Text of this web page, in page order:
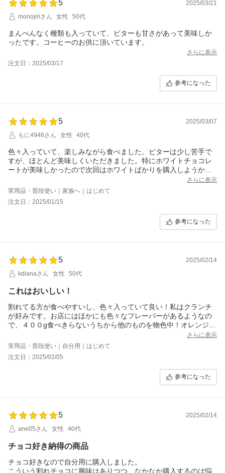
5
2025/03/21
monojiriさん
女性 50代
まんべんなく種類も入っていて、ビターも甘さがあって美味しか
ったです。コーヒーのお供に頂いています。
さらに表示
注文日：2025/03/17
参考になった
5
2025/03/07
もに4946さん
女性 40代
色々入っていて、楽しみながら食べました。ビターは少し苦手で
すが、ほとんど美味しくいただきました。特にホワイトチョコレ
ートが美味しかったので次回はホワイトばかりを購入しようかと
さらに表示
実用品・普段使い｜家族へ｜はじめて
注文日：2025/01/15
参考になった
5
2025/02/14
kdianaさん
女性 50代
これはおいしい！
割れてる方が食べやすいし、色々入っていて良い！私はクランチ
が好みです。お店にはほかにも色々なフレーバーがあるようなの
で、４００g食べきらないうちから他のものを物色中！オレンジや
さらに表示
実用品・普段使い｜自分用｜はじめて
注文日：2025/02/05
参考になった
5
2025/02/14
ane05さん
女性 40代
チョコ好き納得の商品
チョコ好きなので自分用に購入しました。
こういう割れチョコに興味はありつつ、なかなか購入するのは悩